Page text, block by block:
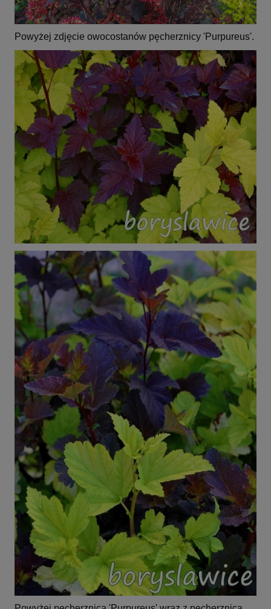
Powyżej zdjęcie owocostanów pęcherznicy 'Purpureus'.